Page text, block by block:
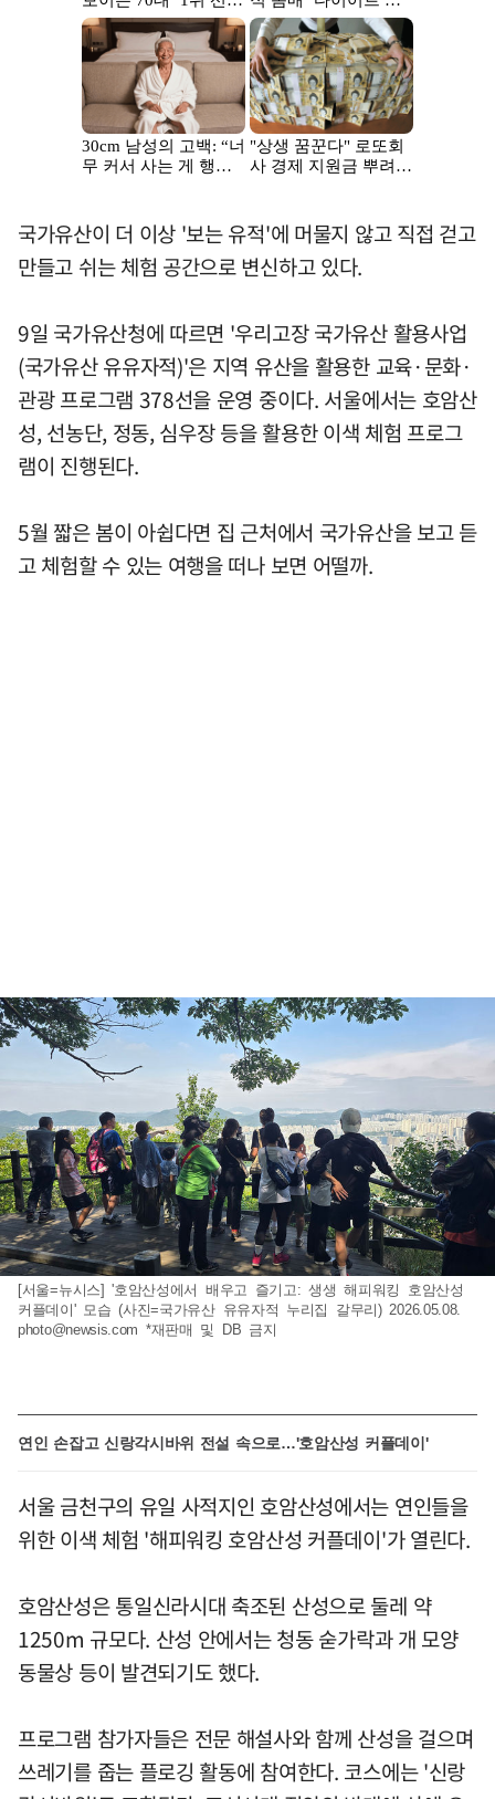
국가유산이 더 이상 '보는 유적'에 머물지 않고 직접 걷고
만들고 쉬는 체험 공간으로 변신하고 있다.
9일 국가유산청에 따르면 '우리고장 국가유산 활용사업
(국가유산 유유자적)'은 지역 유산을 활용한 교육·문화·
관광 프로그램 378선을 운영 중이다. 서울에서는 호암산
성, 선농단, 정동, 심우장 등을 활용한 이색 체험 프로그
램이 진행된다.
5월 짧은 봄이 아쉽다면 집 근처에서 국가유산을 보고 듣
고 체험할 수 있는 여행을 떠나 보면 어떨까.
[서울=뉴시스] '호암산성에서 배우고 즐기고: 생생 해피워킹 호암산성
커플데이' 모습 (사진=국가유산 유유자적 누리집 갈무리) 2026.05.08.
photo@newsis.com *재판매 및 DB 금지
연인 손잡고 신랑각시바위 전설 속으로…'호암산성 커플데이'
서울 금천구의 유일 사적지인 호암산성에서는 연인들을
위한 이색 체험 '해피워킹 호암산성 커플데이'가 열린다.
호암산성은 통일신라시대 축조된 산성으로 둘레 약
1250m 규모다. 산성 안에서는 청동 숟가락과 개 모양
동물상 등이 발견되기도 했다.
프로그램 참가자들은 전문 해설사와 함께 산성을 걸으며
쓰레기를 줍는 플로깅 활동에 참여한다. 코스에는 '신랑